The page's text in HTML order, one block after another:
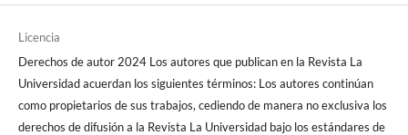
Licencia
Derechos de autor 2024 Los autores que publican en la Revista La
Universidad acuerdan los siguientes términos: Los autores continúan
como propietarios de sus trabajos, cediendo de manera no exclusiva los
derechos de difusión a la Revista La Universidad bajo los estándares de